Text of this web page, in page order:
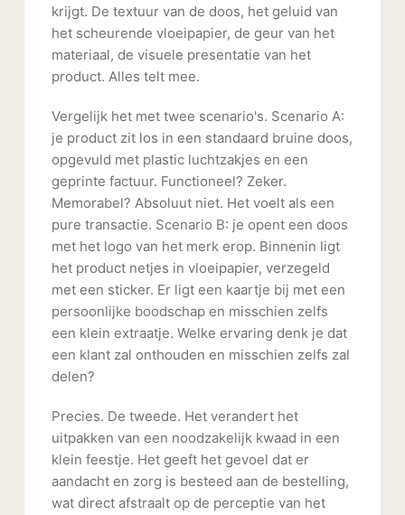
krijgt. De textuur van de doos, het geluid van
het scheurende vloeipapier, de geur van het
materiaal, de visuele presentatie van het
product. Alles telt mee.
Vergelijk het met twee scenario's. Scenario A:
je product zit los in een standaard bruine doos,
opgevuld met plastic luchtzakjes en een
geprinte factuur. Functioneel? Zeker.
Memorabel? Absoluut niet. Het voelt als een
pure transactie. Scenario B: je opent een doos
met het logo van het merk erop. Binnenin ligt
het product netjes in vloeipapier, verzegeld
met een sticker. Er ligt een kaartje bij met een
persoonlijke boodschap en misschien zelfs
een klein extraatje. Welke ervaring denk je dat
een klant zal onthouden en misschien zelfs zal
delen?
Precies. De tweede. Het verandert het
uitpakken van een noodzakelijk kwaad in een
klein feestje. Het geeft het gevoel dat er
aandacht en zorg is besteed aan de bestelling,
wat direct afstraalt op de perceptie van het